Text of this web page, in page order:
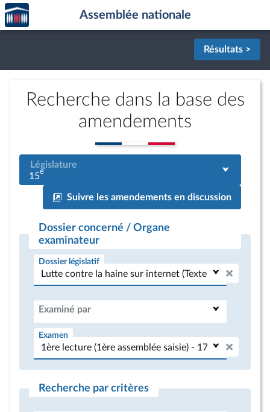
Aller au contenu
Aller en bas de la page
Accèder
à la
page
Assemblée nationale
Résultats >
Recherche dans la base des
amendements
Législature
15e
Suivre les amendements en discussion
Dossier concerné / Organe
examinateur
Dossier législatif
Examiné par
Examen
Recherche par critères